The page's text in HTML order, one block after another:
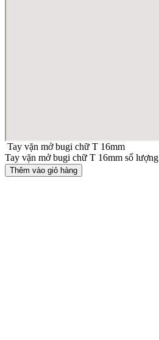
Tay vặn mở bugi chữ T 16mm
Tay vặn mở bugi chữ T 16mm số lượng
Thêm vào giỏ hàng